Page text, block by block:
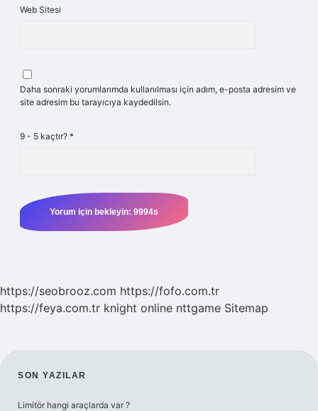
Web Sitesi
Daha sonraki yorumlarımda kullanılması için adım, e-posta adresim ve
site adresim bu tarayıcıya kaydedilsin.
9 - 5 kaçtır? *
https://seobrooz.com https://fofo.com.tr
https://feya.com.tr knight online nttgame Sitemap
SIDEBAR
SON YAZILAR
Limitör hangi araçlarda var ?